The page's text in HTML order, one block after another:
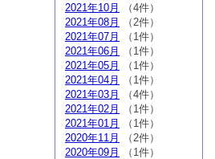
2021年10月
（4件）
2021年08月
（2件）
2021年07月
（1件）
2021年06月
（1件）
2021年05月
（1件）
2021年04月
（1件）
2021年03月
（4件）
2021年02月
（1件）
2021年01月
（1件）
2020年11月
（2件）
2020年09月
（1件）